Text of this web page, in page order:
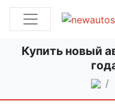
Купить новый